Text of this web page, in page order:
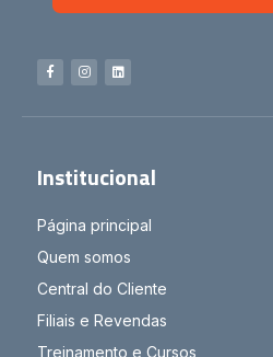
Institucional
Página principal
Quem somos
Central do Cliente
Filiais e Revendas
Treinamento e Cursos